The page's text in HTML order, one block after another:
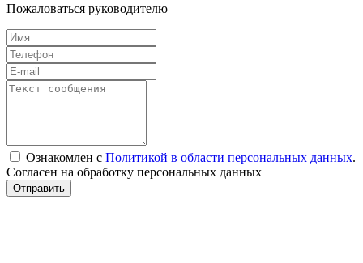
Пожаловаться руководителю
Ознакомлен с Политикой в области персональных данных.
Согласен на обработку персональных данных
Отправить